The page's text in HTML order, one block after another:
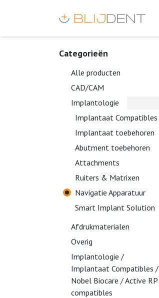
Categorieën
Alle producten
CAD/CAM
Implantologie
Implantaat Compatibles
Implantaat toebehoren
Abutment toebehoren
Attachments
Ruiters & Matrixen
Navigatie Apparatuur
Smart Implant Solution
Afdrukmaterialen
Overig
Implantologie /
Implantaat Compatibles /
Nobel Biocare / Active RP
compatibles